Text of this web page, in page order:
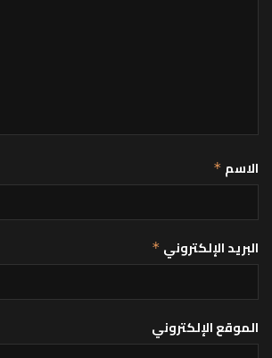
الاسم *
البريد الإلكتروني *
الموقع الإلكتروني